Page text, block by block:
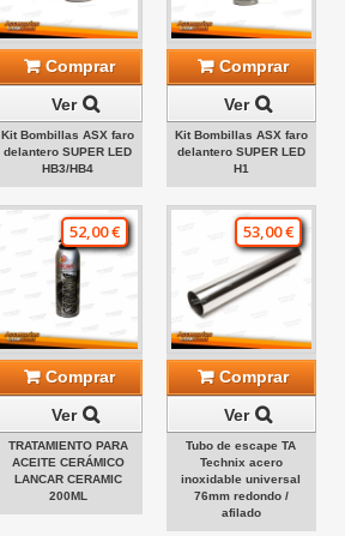
Comprar
Ver
Kit Bombillas ASX faro
delantero SUPER LED
HB3/HB4
Comprar
Ver
Kit Bombillas ASX faro
delantero SUPER LED
H1
52,00 €
Comprar
Ver
TRATAMIENTO PARA
ACEITE CERÁMICO
LANCAR CERAMIC
200ML
53,00 €
Comprar
Ver
Tubo de escape TA
Technix acero
inoxidable universal
76mm redondo /
afilado